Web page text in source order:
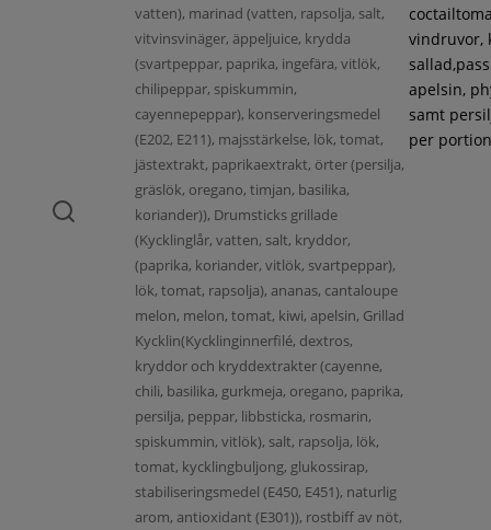
vatten), marinad (vatten, rapsolja, salt,
vitvinsvinäger, äppeljuice, krydda
(svartpeppar, paprika, ingefära, vitlök,
chilipeppar, spiskummin,
cayennepeppar), konserveringsmedel
(E202, E211), majsstärkelse, lök, tomat,
jästextrakt, paprikaextrakt, örter (persilja,
gräslök, oregano, timjan, basilika,
koriander)), Drumsticks grillade
(Kycklinglår, vatten, salt, kryddor,
(paprika, koriander, vitlök, svartpeppar),
lök, tomat, rapsolja), ananas, cantaloupe
melon, melon, tomat, kiwi, apelsin, Grillad
Kycklin(Kycklinginnerfilé, dextros,
kryddor och kryddextrakter (cayenne,
chili, basilika, gurkmeja, oregano, paprika,
persilja, peppar, libbsticka, rosmarin,
spiskummin, vitlök), salt, rapsolja, lök,
tomat, kycklingbuljong, glukossirap,
stabiliseringsmedel (E450, E451), naturlig
arom, antioxidant (E301)), rostbiff av nöt,
vindruvor,
apelsin,
samt
per